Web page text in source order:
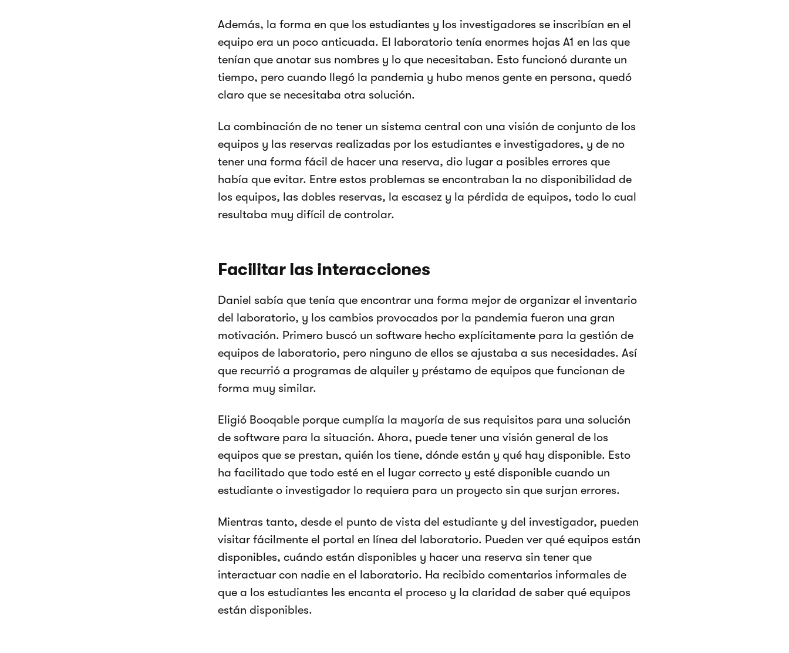
Además, la forma en que los estudiantes y los investigadores se inscribían en el
equipo era un poco anticuada. El laboratorio tenía enormes hojas A1 en las que
tenían que anotar sus nombres y lo que necesitaban. Esto funcionó durante un
tiempo, pero cuando llegó la pandemia y hubo menos gente en persona, quedó
claro que se necesitaba otra solución.
La combinación de no tener un sistema central con una visión de conjunto de los
equipos y las reservas realizadas por los estudiantes e investigadores, y de no
tener una forma fácil de hacer una reserva, dio lugar a posibles errores que
había que evitar. Entre estos problemas se encontraban la no disponibilidad de
los equipos, las dobles reservas, la escasez y la pérdida de equipos, todo lo cual
resultaba muy difícil de controlar.
Facilitar las interacciones
Daniel sabía que tenía que encontrar una forma mejor de organizar el inventario
del laboratorio, y los cambios provocados por la pandemia fueron una gran
motivación. Primero buscó un software hecho explícitamente para la gestión de
equipos de laboratorio, pero ninguno de ellos se ajustaba a sus necesidades. Así
que recurrió a programas de alquiler y préstamo de equipos que funcionan de
forma muy similar.
Eligió Booqable porque cumplía la mayoría de sus requisitos para una solución
de software para la situación. Ahora, puede tener una visión general de los
equipos que se prestan, quién los tiene, dónde están y qué hay disponible. Esto
ha facilitado que todo esté en el lugar correcto y esté disponible cuando un
estudiante o investigador lo requiera para un proyecto sin que surjan errores.
Mientras tanto, desde el punto de vista del estudiante y del investigador, pueden
visitar fácilmente el portal en línea del laboratorio. Pueden ver qué equipos están
disponibles, cuándo están disponibles y hacer una reserva sin tener que
interactuar con nadie en el laboratorio. Ha recibido comentarios informales de
que a los estudiantes les encanta el proceso y la claridad de saber qué equipos
están disponibles.